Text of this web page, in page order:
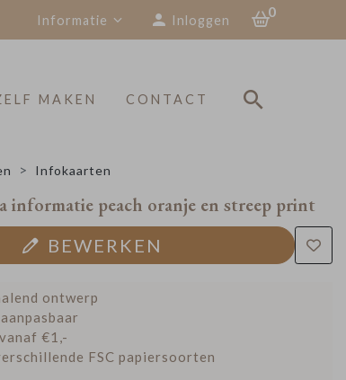
Informatie Inloggen
0
MAKEN CONTACT
Infokaarten
informatie peach oranje en streep print
BEWERKEN
ontwerp
€1,-
FSC papiersoorten